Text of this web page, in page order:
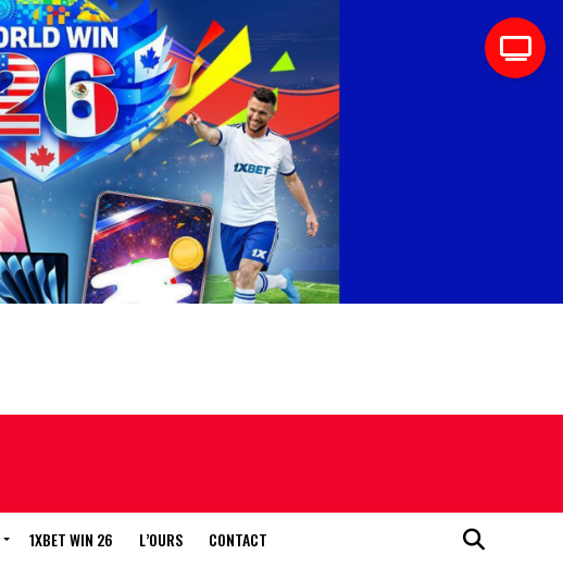
1XBET WIN 26 L’OURS CONTACT